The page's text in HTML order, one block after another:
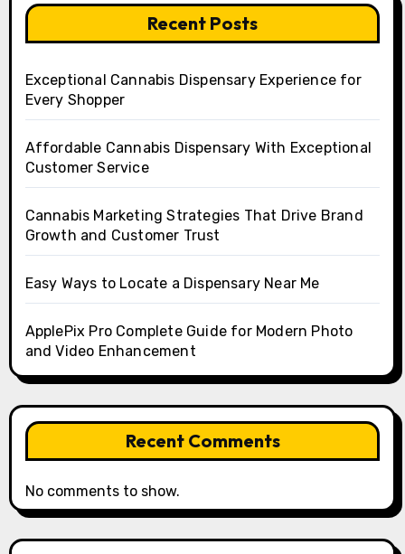
Recent Posts
Exceptional Cannabis Dispensary Experience for
Every Shopper
Affordable Cannabis Dispensary With Exceptional
Customer Service
Cannabis Marketing Strategies That Drive Brand
Growth and Customer Trust
Easy Ways to Locate a Dispensary Near Me
ApplePix Pro Complete Guide for Modern Photo
and Video Enhancement
Recent Comments
No comments to show.